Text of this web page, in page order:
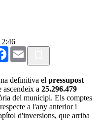
Facebook
Email
definitiva el pressupost
ascendeix a 25.296.479
del municipi. Els comptes
respecte a l'any anterior i
d'inversions, que arriba